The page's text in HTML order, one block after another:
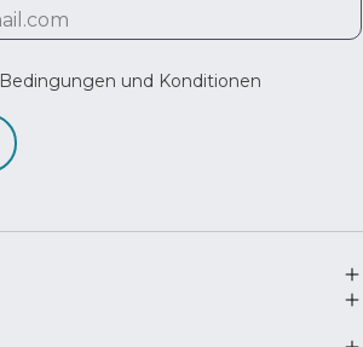
Bedingungen und Konditionen